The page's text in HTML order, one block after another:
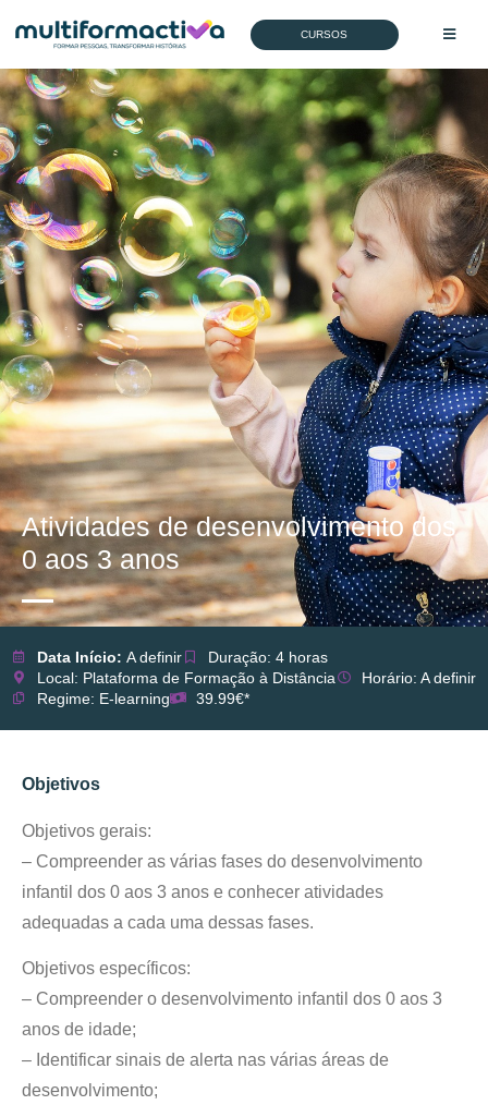
CURSOS
Atividades de desenvolvimento dos
0 aos 3 anos
Data Início: A definir
Duração: 4 horas
Local: Plataforma de Formação à Distância
Horário: A definir
Regime: E-learning
39.99€*
Objetivos
Objetivos gerais:
– Compreender as várias fases do desenvolvimento
infantil dos 0 aos 3 anos e conhecer atividades
adequadas a cada uma dessas fases.
Objetivos específicos:
– Compreender o desenvolvimento infantil dos 0 aos 3
anos de idade;
– Identificar sinais de alerta nas várias áreas de
desenvolvimento;